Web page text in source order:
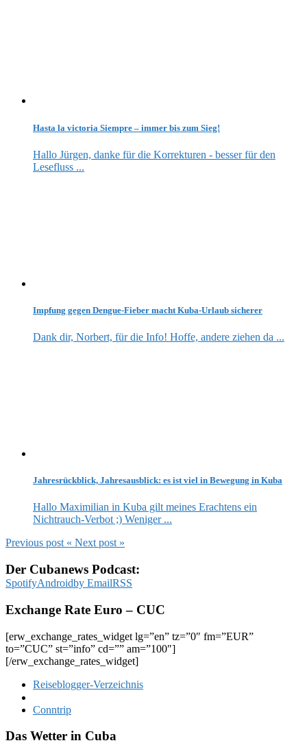
Hasta la victoria Siempre – immer bis zum Sieg!
Hallo Jürgen, danke für die Korrekturen - besser für den
Lesefluss ...
Impfung gegen Dengue-Fieber macht Kuba-Urlaub sicherer
Dank dir, Norbert, für die Info! Hoffe, andere ziehen da ...
Jahresrückblick, Jahresausblick: es ist viel in Bewegung in Kuba
Hallo Maximilian in Kuba gilt meines Erachtens ein
Nichtrauch-Verbot ;) Weniger ...
Previous post « Next post »
Der Cubanews Podcast:
SpotifyAndroidby EmailRSS
Exchange Rate Euro – CUC
[erw_exchange_rates_widget lg=”en” tz=”0″ fm=”EUR”
to=”CUC” st=”info” cd=”” am=”100″]
[/erw_exchange_rates_widget]
Reiseblogger-Verzeichnis
Conntrip
Das Wetter in Cuba